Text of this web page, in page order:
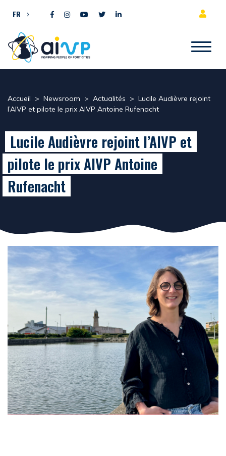
FR
Accueil > Newsroom > Actualités > Lucile Audièvre rejoint
l’AIVP et pilote le prix AIVP Antoine Rufenacht
Lucile Audièvre rejoint l’AIVP et
pilote le prix AIVP Antoine
Rufenacht